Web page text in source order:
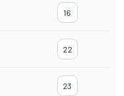
16
22
23